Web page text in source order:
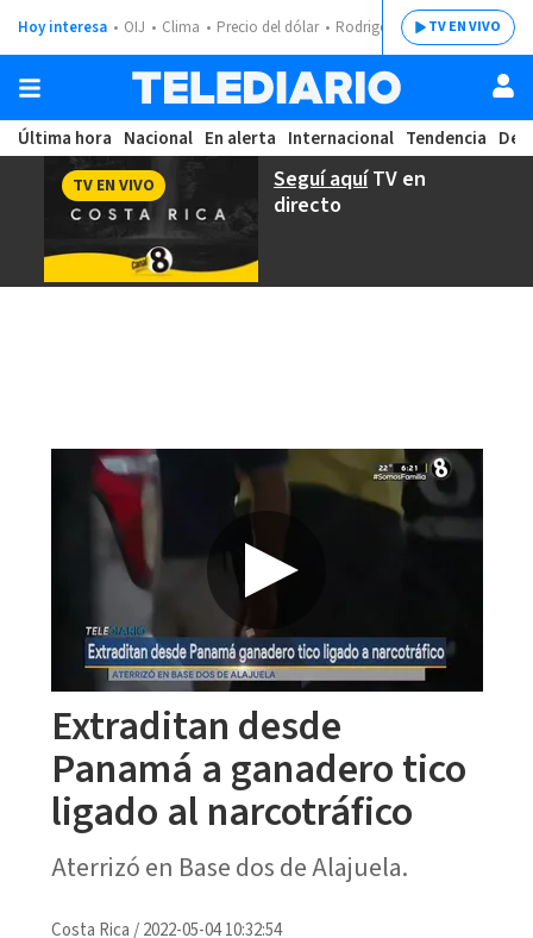
Hoy interesa OIJ Clima Precio del dólar Rodrigo ChavesTV EN VIVO
Última hora Nacional En alerta Internacional Tendencia
Seguí aquíTV en
directo
TV EN VIVO
Extraditan desde
Panamá a ganadero tico
ligado al narcotráfico
Aterrizó en Base dos de Alajuela.
Costa Rica /2022-05-04 10:32:54